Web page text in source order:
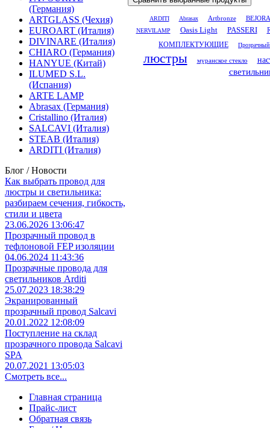
(Германия)
ARTGLASS (Чехия)
EUROART (Италия)
DIVINARE (Италия)
CHIARO (Германия)
HANYUE (Китай)
ILUMED S.L.
(Испания)
ARTE LAMP
Abrasax (Германия)
Cristallino (Италия)
SALCAVI (Италия)
STEAB (Италия)
ARDITI (Италия)
Блог / Новости
Как выбрать провод для
люстры и светильника:
разбираем сечения, гибкость,
стили и цвета
23.06.2026 13:06:47
Прозрачный провод в
тефлоновой FEP изоляции
04.06.2024 11:43:36
Прозрачные провода для
светильников Arditi
25.07.2023 18:38:29
Экранированный
прозрачный провод Salcavi
20.01.2022 12:08:09
Поступление на склад
прозрачного провода Salcavi
SPA
20.07.2021 13:05:03
Смотреть все...
ARDITI Abrasax Artbronze
NERVILAMP
Oasis Light PASSERI
КОМПЛЕКТУЮЩИЕ
люстры муранское стекло
Главная страница
Прайс-лист
Обратная связь